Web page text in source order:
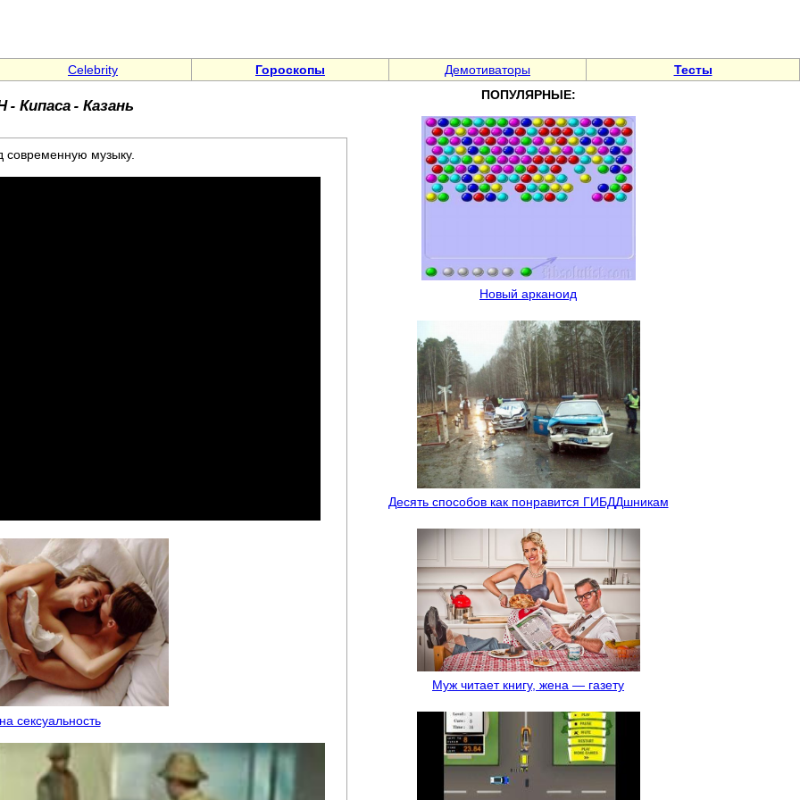
Celebrity Гороскопы Демотиваторы Тесты
- Кипаса - Казань
современную музыку.
сексуальность
ПОПУЛЯРНЫЕ:
Новый арканоид
Десять способов как понравится ГИБДДшникам
Муж читает книгу, жена — газету